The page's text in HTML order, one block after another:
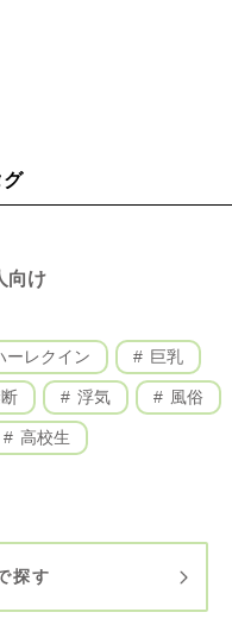
グ
向け
ーレクイン 巨乳
浮気 風俗
高校生
探す